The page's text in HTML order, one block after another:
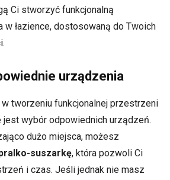
Ci stworzyć funkcjonalną
w łazience, dostosowaną do Twoich
urządzenia
tworzeniu funkcjonalnej przestrzeni
jest wybór odpowiednich urządzeń.
dużo miejsca, możesz
suszarkę, która pozwoli Ci
i czas. Jeśli jednak nie masz